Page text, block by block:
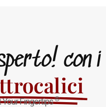
con i
Fingertips®